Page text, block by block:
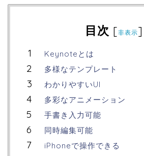
目次 [非表示]
Keynoteとは
多様なテンプレート
わかりやすいUI
多彩なアニメーション
手書き入力可能
同時編集可能
iPhoneで操作できる